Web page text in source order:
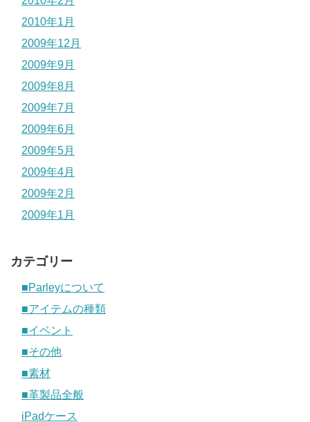
2010年1月
2009年12月
2009年9月
2009年8月
2009年7月
2009年6月
2009年5月
2009年4月
2009年2月
2009年1月
カテゴリー
■Parleyについて
■アイテムの種類
■イベント
■その他
■素材
■革製品全般
iPadケース